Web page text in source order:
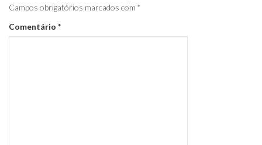
Campos obrigatórios marcados com *
Comentário *